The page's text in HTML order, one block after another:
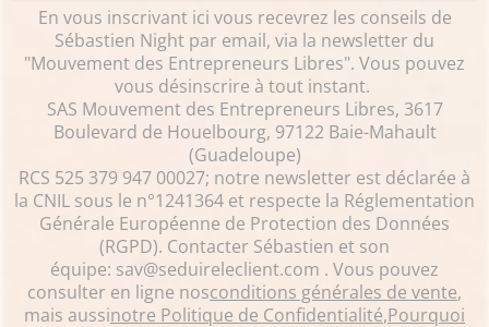
En vous inscrivant ici vous recevrez les conseils de
Sébastien Night par email, via la newsletter du
"Mouvement des Entrepreneurs Libres". Vous pouvez
vous désinscrire à tout instant.
SAS Mouvement des Entrepreneurs Libres, 3617
Boulevard de Houelbourg, 97122 Baie-Mahault
(Guadeloupe)
RCS 525 379 947 00027; notre newsletter est déclarée à
la CNIL sous le n°1241364 et respecte la Réglementation
Générale Européenne de Protection des Données
(RGPD). Contacter Sébastien et son
équipe: sav@seduireleclient.com . Vous pouvez
consulter en ligne nosconditions générales de vente,
mais aussinotre Politique de Confidentialité,Pourquoi